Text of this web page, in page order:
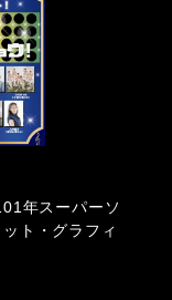
年スーパーソ
ト・グラフィ